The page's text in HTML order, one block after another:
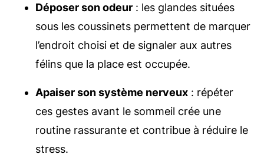
Déposer son odeur : les glandes situées
sous les coussinets permettent de marquer
l’endroit choisi et de signaler aux autres
félins que la place est occupée.
Apaiser son système nerveux : répéter
ces gestes avant le sommeil crée une
routine rassurante et contribue à réduire le
stress.